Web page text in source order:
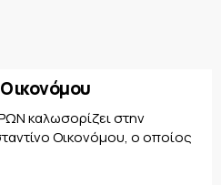
καλωσορίζει στην
Οικονόμου, ο οποίος